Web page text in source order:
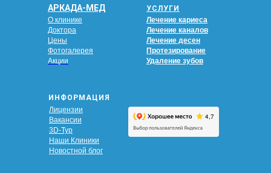
О клинике
Доктора
Цены
Фотогалерея
Акции
УСЛУГИ
Лечение кариеса
Лечение каналов
Лечение десен
Протезирование
Удаление зубов
ИНФОРМАЦИЯ
Лицензии
Вакансии
3D-Тур
Наши Клиники
Новостной блог
АРКАДА-МЕД